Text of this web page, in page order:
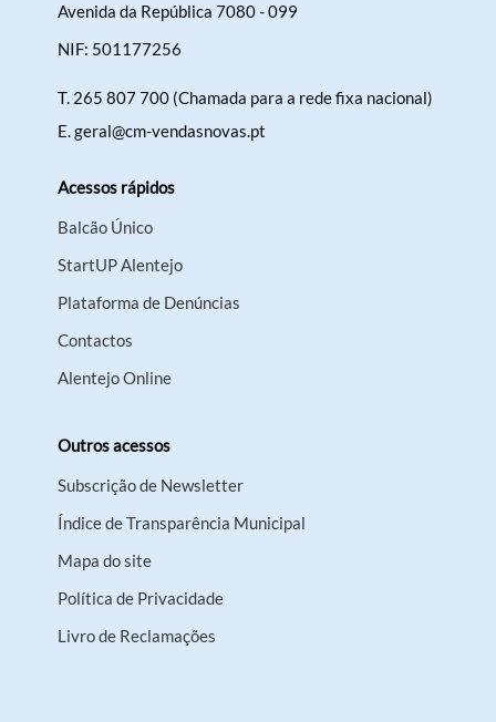
Avenida da República 7080 - 099
NIF: 501177256
T. 265 807 700 (Chamada para a rede fixa nacional)
E.geral@cm-vendasnovas.pt
Acessos rápidos
Balcão Único
StartUP Alentejo
Plataforma de Denúncias
Contactos
Alentejo Online
Outros acessos
Subscrição de Newsletter
Índice de Transparência Municipal
Mapa do site
Política de Privacidade
Livro de Reclamações